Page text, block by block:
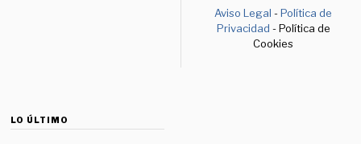
Aviso Legal -Política de
Privacidad - Política de
Cookies
LO ÚLTIMO